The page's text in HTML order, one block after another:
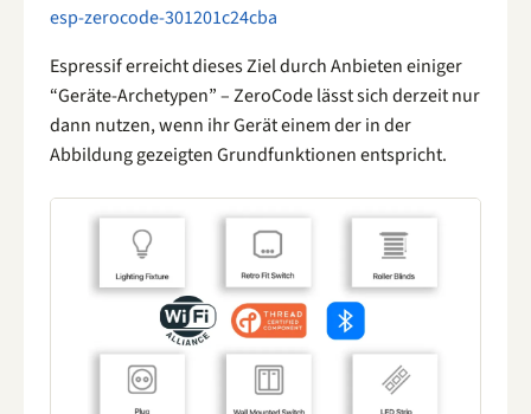
esp-zerocode-301201c24cba
Espressif erreicht dieses Ziel durch Anbieten einiger
“Geräte-Archetypen” – ZeroCode lässt sich derzeit nur
dann nutzen, wenn ihr Gerät einem der in der
Abbildung gezeigten Grundfunktionen entspricht.